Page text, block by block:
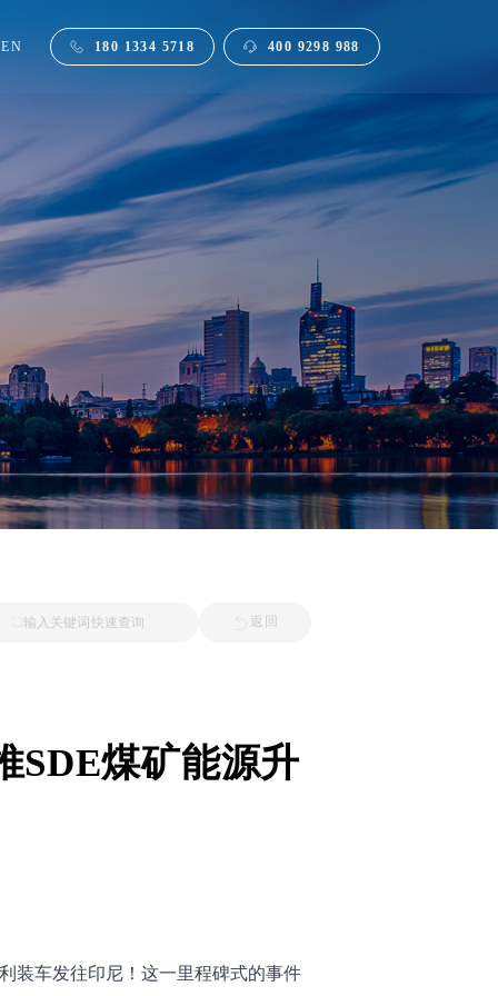
EN 180 1334 5718 400 9298 988
输入关键词快速查询 返回
SDE煤矿能源升
装车发往印尼！这一里程碑式的事件